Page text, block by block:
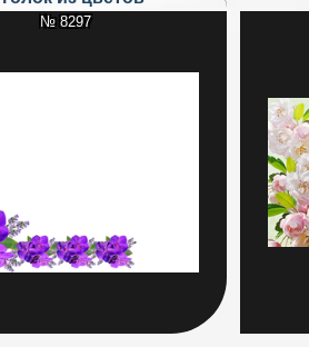
№ 8297